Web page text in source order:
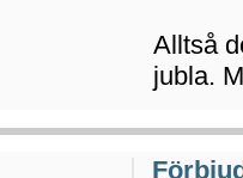
Alltså
jubla.